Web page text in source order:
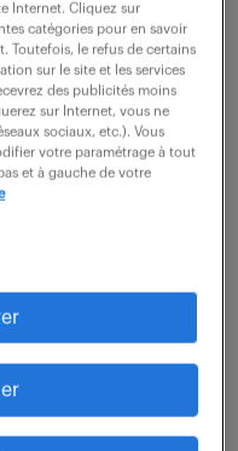
de nos services
et
leur mise en
opérationnelles
œuvre et au
de virtualisation
d'infrastructure
Internet. Cliquez sur
catégories pour en savoir
Toutefois, le refus de certains
sur le site et les services
des publicités moins
sur Internet, vous ne
sociaux, etc.). Vous
votre paramétrage à tout
et à gauche de votre